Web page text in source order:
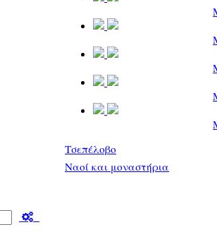
Τσεπέλοβο
Ναοί και μοναστήρια